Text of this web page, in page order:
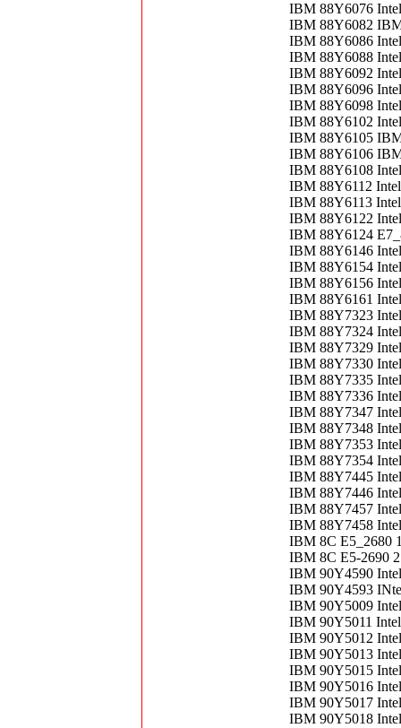
IBM 88Y6076
IBM 88Y6082
IBM 88Y6086
IBM 88Y6088
IBM 88Y6092
IBM 88Y6096
IBM 88Y6098
IBM 88Y6102
IBM 88Y6105
IBM 88Y6106
IBM 88Y6108
IBM 88Y6112
IBM 88Y6113
IBM 88Y6122
IBM 88Y6124
IBM 88Y6146
IBM 88Y6154
IBM 88Y6156
IBM 88Y6161
IBM 88Y7323
IBM 88Y7324
IBM 88Y7329
IBM 88Y7330
IBM 88Y7335
IBM 88Y7336
IBM 88Y7347
IBM 88Y7348
IBM 88Y7353
IBM 88Y7354
IBM 88Y7445
IBM 88Y7446
IBM 88Y7457
IBM 88Y7458
IBM 8C E5_2680
IBM 8C E5-2690
IBM 90Y4590
IBM 90Y4593
IBM 90Y5009
IBM 90Y5011
IBM 90Y5012
IBM 90Y5013
IBM 90Y5015
IBM 90Y5016
IBM 90Y5017
IBM 90Y5018